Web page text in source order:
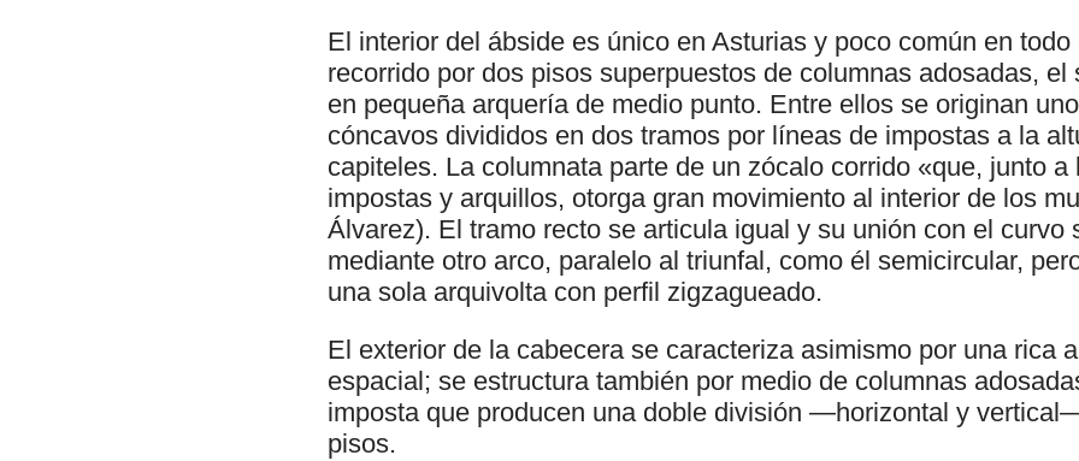
El interior del ábside es único en Asturias y poco común en
recorrido por dos pisos superpuestos de columnas adosadas, el
en pequeña arquería de medio punto. Entre ellos se originan
cóncavos divididos en dos tramos por líneas de impostas a la
capiteles. La columnata parte de un zócalo corrido «que, junto a
impostas y arquillos, otorga gran movimiento al interior de los
Álvarez). El tramo recto se articula igual y su unión con el curvo
mediante otro arco, paralelo al triunfal, como él semicircular,
una sola arquivolta con perfil zigzagueado.
El exterior de la cabecera se caracteriza asimismo por una rica
espacial; se estructura también por medio de columnas
imposta que producen una doble división —horizontal y
pisos.